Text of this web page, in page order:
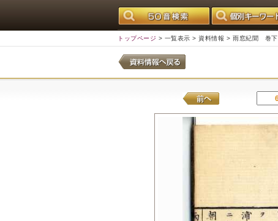
トップページ > 一覧表示 > 資料情報 > 雨窓紀聞 巻下